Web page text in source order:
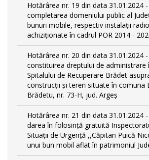
Hotărârea nr. 19 din data 31.01.2024
completarea domeniului public al
bunuri mobile, respectiv instalații
achiziționate în cadrul POR 2014 -
Hotărârea nr. 20 din data 31.01.2024
constituirea dreptului de administrare
Spitalului de Recuperare Brădet
construcții și teren situate în comuna
Brădetu, nr. 73-H, jud. Argeș
Hotărârea nr. 21 din data 31.01.2024
darea în folosință gratuită
Situații de Urgență ,,Căpitan Puică
unui bun mobil aflat în patrimoniul